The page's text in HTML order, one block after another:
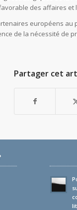
des affaires
européens au
de la nécessité de
Partager cet